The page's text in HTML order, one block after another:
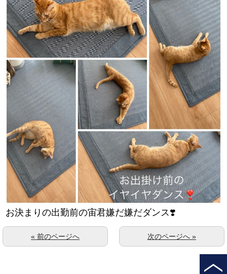
お決まりの出勤前の宙君嫌だ嫌だダンス❣️
次のページへ »
« 前のページへ